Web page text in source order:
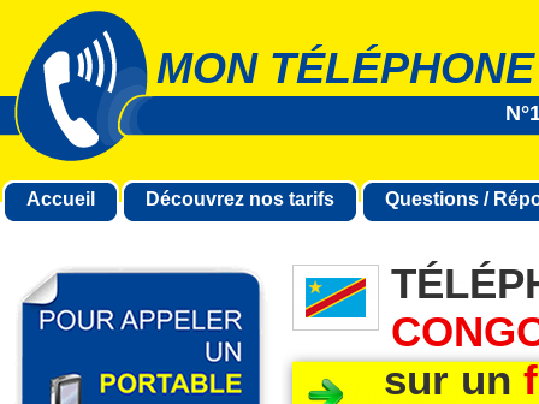
MON
Accueil Découvrez nos tarifs Questions /
sur un